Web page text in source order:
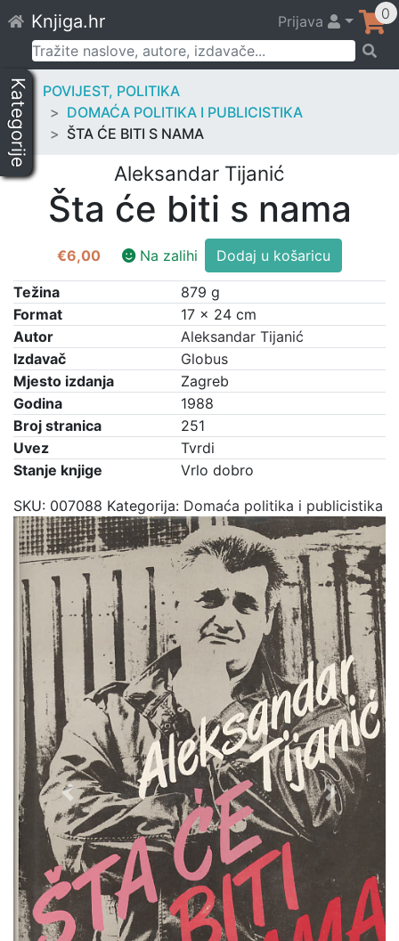
to
content
Knjiga.hr Prijava 0
Pretraži:
Kategorije
POVIJEST, POLITIKA
DOMAĆA POLITIKA I PUBLICISTIKA
ŠTA ĆE BITI S NAMA
Aleksandar Tijanić
Šta će biti s nama
€6,00 Na zalihi
Šta
će
biti
s
nama
količina
Dodaj u košaricu
Težina
879 g
Format
17 × 24 cm
Autor
Aleksandar Tijanić
Izdavač
Globus
Mjesto izdanja
Zagreb
Godina
1988
Broj stranica
251
Uvez
Tvrdi
Stanje knjige
Vrlo dobro
SKU: 007088 Kategorija: Domaća politika i publicistika
Previous Next